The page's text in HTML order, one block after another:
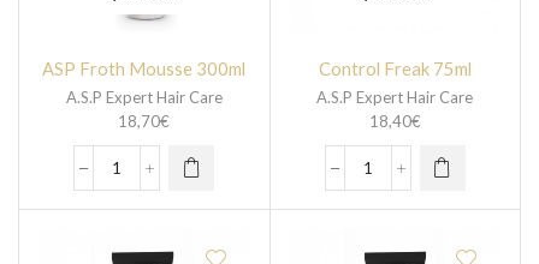
ASP Froth Mousse 300ml
A.S.P Expert Hair Care
18,70€
Control Freak 75ml
A.S.P Expert Hair Care
18,40€